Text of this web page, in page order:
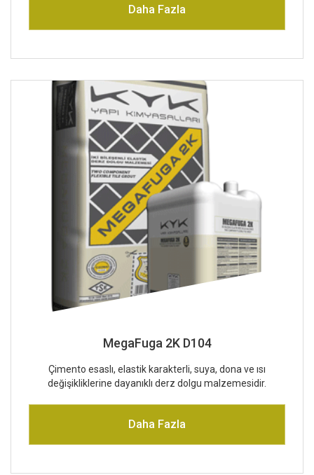
Daha Fazla
MegaFuga 2K D104
Çimento esaslı, elastik karakterli, suya, dona ve ısı
değişikliklerine dayanıklı derz dolgu malzemesidir.
Daha Fazla